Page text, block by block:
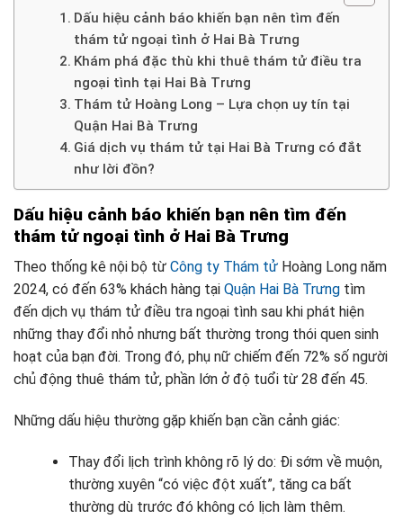
Dấu hiệu cảnh báo khiến bạn nên tìm đến
thám tử ngoại tình ở Hai Bà Trưng
Khám phá đặc thù khi thuê thám tử điều tra
ngoại tình tại Hai Bà Trưng
Thám tử Hoàng Long – Lựa chọn uy tín tại
Quận Hai Bà Trưng
Giá dịch vụ thám tử tại Hai Bà Trưng có đắt
như lời đồn?
Dấu hiệu cảnh báo khiến bạn nên tìm đến
thám tử ngoại tình ở Hai Bà Trưng
Theo thống kê nội bộ từ Công ty Thám tử Hoàng Long năm
2024, có đến 63% khách hàng tại Quận Hai Bà Trưng tìm
đến dịch vụ thám tử điều tra ngoại tình sau khi phát hiện
những thay đổi nhỏ nhưng bất thường trong thói quen sinh
hoạt của bạn đời. Trong đó, phụ nữ chiếm đến 72% số người
chủ động thuê thám tử, phần lớn ở độ tuổi từ 28 đến 45.
Những dấu hiệu thường gặp khiến bạn cần cảnh giác:
Thay đổi lịch trình không rõ lý do: Đi sớm về muộn,
thường xuyên “có việc đột xuất”, tăng ca bất
thường dù trước đó không có lịch làm thêm.